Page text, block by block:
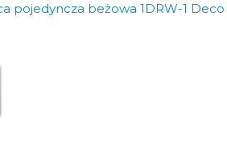
pojedyncza beżowa 1DRW-1 Deco